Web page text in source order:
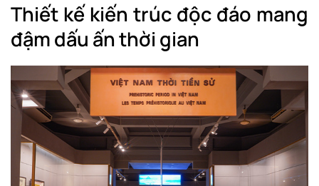
Thiết kế kiến trúc độc đáo mang
đậm dấu ấn thời gian